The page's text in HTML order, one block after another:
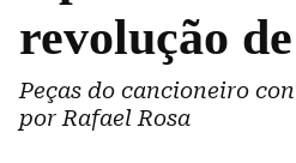
revolução
Peças do cancioneiro
por Rafael Rosa